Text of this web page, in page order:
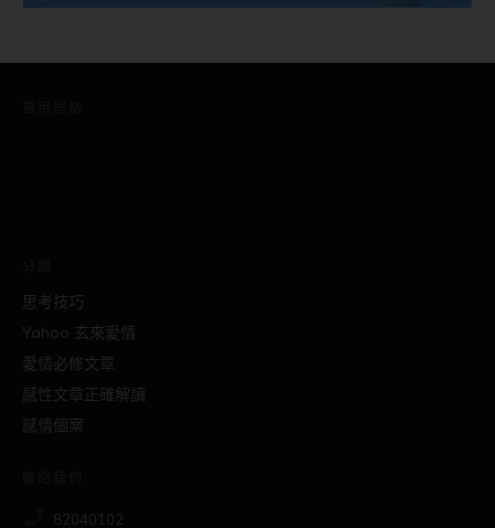
思考技巧
Yahoo 玄來愛情
愛情必修文章
感性文章正確解讀
感情個案
82040102